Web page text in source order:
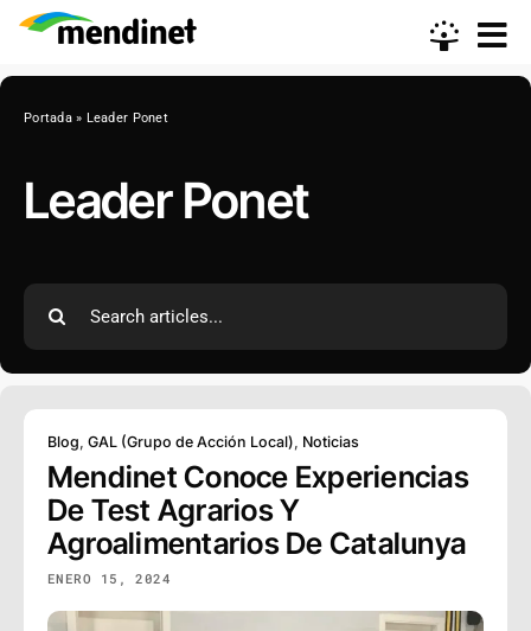
Skip
content
Leader Ponet
Portada» Leader Ponet
for:
Blog GAL (Grupo de Acción Local) Noticias
Mendinet Conoce Experiencias
De Test Agrarios Y
Agroalimentarios De Catalunya
ENERO 15, 2024